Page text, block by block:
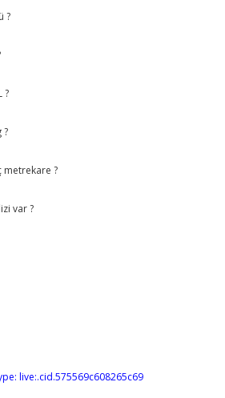
?
?
?
metrekare ?
var ?
live:.cid.575569c608265c69